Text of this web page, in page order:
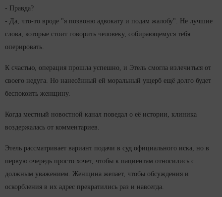
- Правда?
- Да, что-то вроде "я позвоню адвокату и подам жалобу". Не лучшие
слова, которые стоит говорить человеку, собирающемуся тебя
оперировать.
К счастью, операция прошла успешно, и Этель смогла излечиться от
своего недуга. Но нанесённый ей моральный ущерб ещё долго будет
беспокоить женщину.
Когда местный новостной канал поведал о её истории, клиника
воздержалась от комментариев.
Этель рассматривает вариант подачи в суд официального иска, но в
первую очередь просто хочет, чтобы к пациентам относились с
должным уважением. Женщина желает, чтобы обсуждения и
оскорбления в их адрес прекратились раз и навсегда.